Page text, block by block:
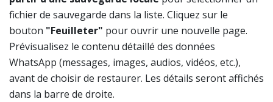
fichier de sauvegarde dans la liste. Cliquez sur le
bouton "Feuilleter" pour ouvrir une nouvelle page.
Prévisualisez le contenu détaillé des données
WhatsApp (messages, images, audios, vidéos, etc.),
avant de choisir de restaurer. Les détails seront affichés
dans la barre de droite.